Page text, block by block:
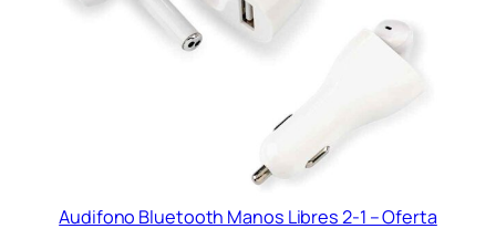
Audifono Bluetooth Manos Libres 2-1 – Oferta